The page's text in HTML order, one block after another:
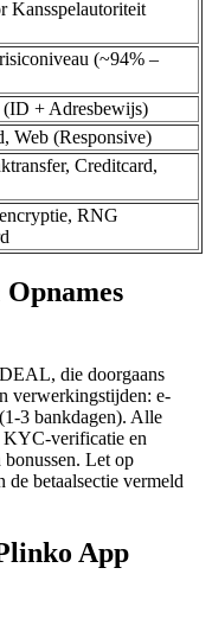
Kansspelautoriteit
(~94% –
+ Adresbewijs)
Web (Responsive)
Creditcard,
RNG
die doorgaans
verwerkingstijden: e-
3 bankdagen). Alle
KYC-verificatie en
Let op
betaalsectie vermeld
App